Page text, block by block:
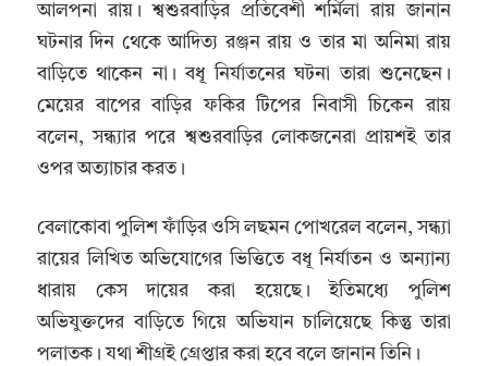
আলপনা রায়। শ্বশুরবাড়ির প্রতিবেশী শর্মিলা রায় জানান
ঘটনার দিন থেকে আদিত্য রঞ্জন রায় ও তার মা অনিমা রায়
বাড়িতে থাকেন না। বধূ নির্যাতনের ঘটনা তারা শুনেছেন।
মেয়ের বাপের বাড়ির ফকির টিপের নিবাসী চিকেন রায়
বলেন, সন্ধ্যার পরে শ্বশুরবাড়ির লোকজনেরা প্রায়শই তার
ওপর অত্যাচার করত।
বেলাকোবা পুলিশ ফাঁড়ির ওসি লছমন পোখরেল বলেন, সন্ধ্যা
রায়ের লিখিত অভিযোগের ভিত্তিতে বধূ নির্যাতন ও অন্যান্য
ধারায় কেস দায়ের করা হয়েছে। ইতিমধ্যে পুলিশ
অভিযুক্তদের বাড়িতে গিয়ে অভিযান চালিয়েছে কিন্তু তারা
পলাতক। যথা শীগ্রই গ্রেপ্তার করা হবে বলে জানান তিনি।